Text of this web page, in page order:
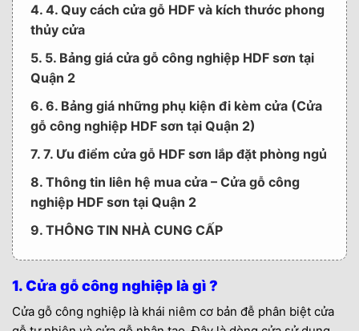
4. 4. Quy cách cửa gỗ HDF và kích thước phong
thủy cửa
5. 5. Bảng giá cửa gỗ công nghiệp HDF sơn tại
Quận 2
6. 6. Bảng giá những phụ kiện đi kèm cửa (Cửa
gỗ công nghiệp HDF sơn tại Quận 2)
7. 7. Ưu điểm cửa gỗ HDF sơn lắp đặt phòng ngủ
8. Thông tin liên hệ mua cửa – Cửa gỗ công
nghiệp HDF sơn tại Quận 2
9. THÔNG TIN NHÀ CUNG CẤP
1. Cửa gỗ công nghiệp là gì ?
Cửa gỗ công nghiệp là khái niêm cơ bản đễ phân biệt cửa